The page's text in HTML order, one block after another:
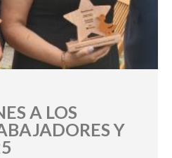
A LOS
Y